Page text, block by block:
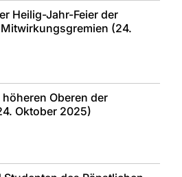
Heilig-Jahr-Feier der
(24.
Oberen der
Oktober 2025)